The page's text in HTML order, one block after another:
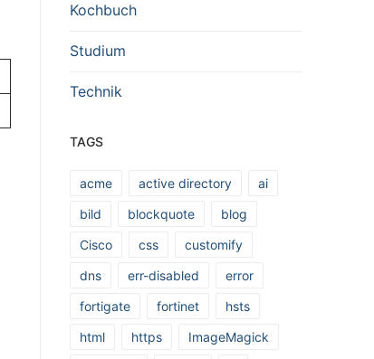
Kochbuch
Studium
Technik
TAGS
acme active directory
ai
bild
blockquote
blog
Cisco
css
customify
dns
err-disabled
error
fortigate
fortinet
hsts
html
https
ImageMagick